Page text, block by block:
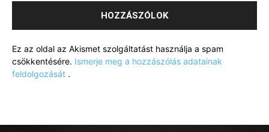
Ez az oldal az Akismet szolgáltatást használja a spam
csökkentésére. Ismerje meg a hozzászólás adatainak
feldolgozását .